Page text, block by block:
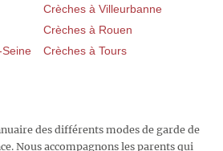
Crèches à Villeurbanne
Crèches à Rouen
Crèches à Tours
des différents modes de garde de
Nous accompagnons les parents qui